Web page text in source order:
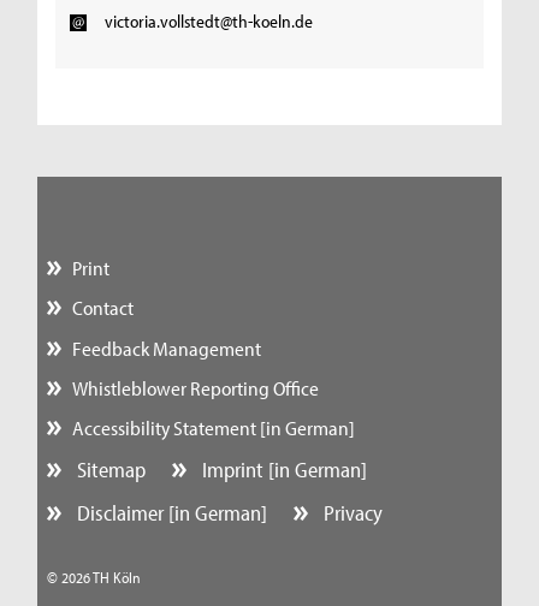
victoria.vollstedt@th-koeln.de
Print
Contact
Feedback Management
Whistleblower Reporting Office
Accessibility Statement [in German]
Sitemap
Imprint [in German]
Disclaimer [in German]
Privacy
© 2026 TH Köln